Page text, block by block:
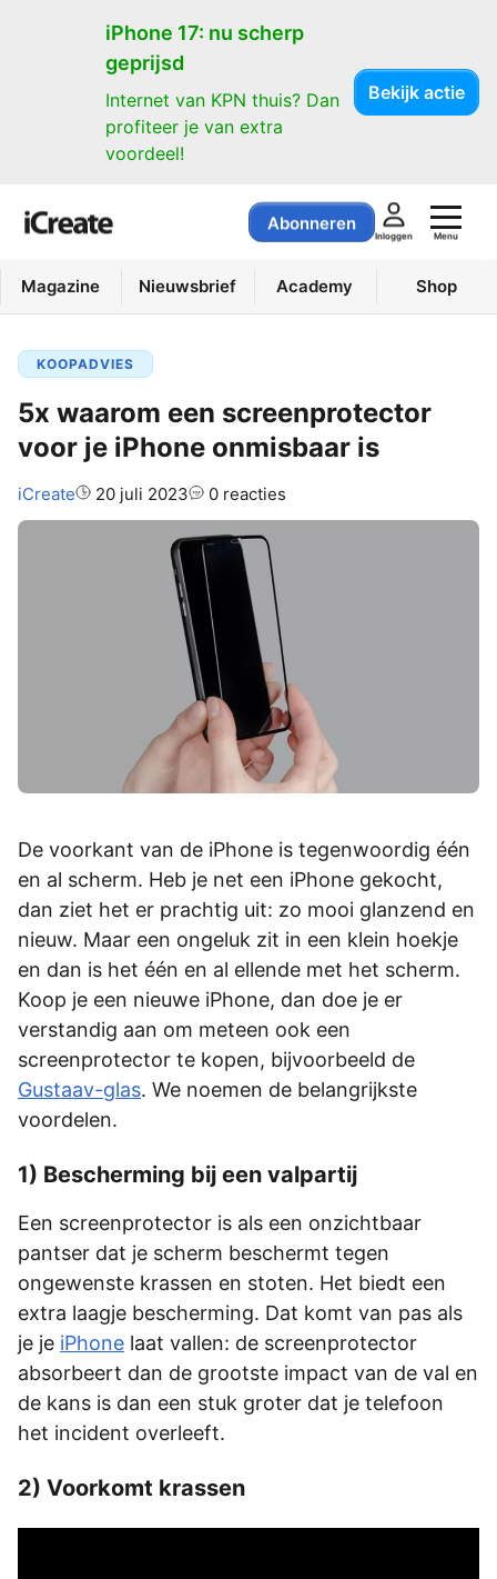
iPhone 17: nu scherp
geprijsd
Internet van KPN thuis? Dan
profiteer je van extra
voordeel!
Bekijk actie
Abonneren
Inloggen Menu
Magazine Nieuwsbrief Academy Shop
KOOPADVIES
5x waarom een screenprotector
voor je iPhone onmisbaar is
Auteur:
iCreate 20 juli 2023 0 reacties
De voorkant van de iPhone is tegenwoordig één
en al scherm. Heb je net een iPhone gekocht,
dan ziet het er prachtig uit: zo mooi glanzend en
nieuw. Maar een ongeluk zit in een klein hoekje
en dan is het één en al ellende met het scherm.
Koop je een nieuwe iPhone, dan doe je er
verstandig aan om meteen ook een
screenprotector te kopen, bijvoorbeeld de
Gustaav-glas. We noemen de belangrijkste
voordelen.
1) Bescherming bij een valpartij
Een screenprotector is als een onzichtbaar
pantser dat je scherm beschermt tegen
ongewenste krassen en stoten. Het biedt een
extra laagje bescherming. Dat komt van pas als
je je iPhone laat vallen: de screenprotector
absorbeert dan de grootste impact van de val en
de kans is dan een stuk groter dat je telefoon
het incident overleeft.
2) Voorkomt krassen